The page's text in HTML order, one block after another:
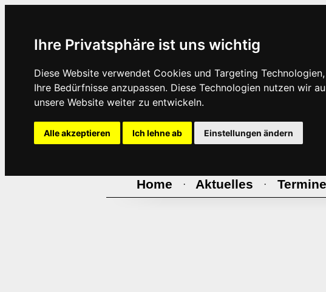
Ihre Privatsphäre ist uns wichtig
Diese Website verwendet Cookies und Targeting
Ihre Bedürfnisse anzupassen. Diese Technologien nutzen wir
unsere Website weiter zu entwickeln.
Alle akzeptieren Ich lehne ab Einstellungen ändern
Home · Aktuelles · Termine